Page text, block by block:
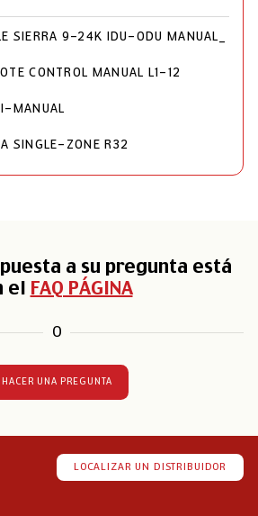
SIERRA 9-24K IDU-ODU MANUAL_
CONTROL MANUAL L1-12
MANUAL
SINGLE-ZONE R32
a su pregunta está
el
FAQ PÁGINA
O
HACER UNA PREGUNTA
LOCALIZAR UN DISTRIBUIDOR